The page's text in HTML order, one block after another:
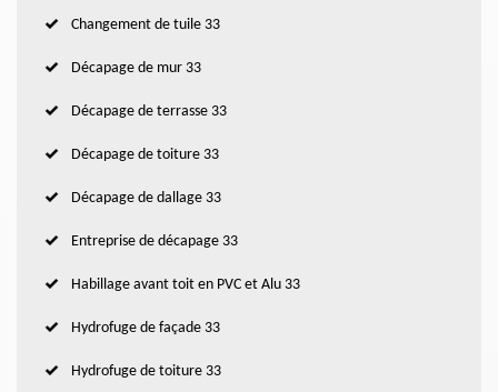
Changement de tuile 33
Décapage de mur 33
Décapage de terrasse 33
Décapage de toiture 33
Décapage de dallage 33
Entreprise de décapage 33
Habillage avant toit en PVC et Alu 33
Hydrofuge de façade 33
Hydrofuge de toiture 33